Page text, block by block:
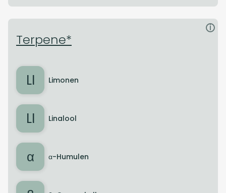
Terpene*
i
LI Limonen
LI Linalool
α α-Humulen